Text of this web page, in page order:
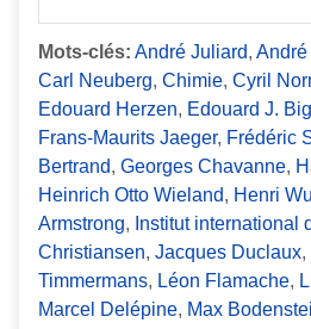
Mots-clés: André Juliard, André
Carl Neuberg, Chimie, Cyril
Edouard Herzen, Edouard J.
Frans-Maurits Jaeger, Frédéric
Bertrand, Georges Chavanne,
Heinrich Otto Wieland, Henri
Armstrong, Institut international
Christiansen, Jacques Duclaux,
Timmermans, Léon Flamache,
Marcel Delépine, Max